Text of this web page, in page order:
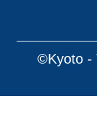
©Kyoto -